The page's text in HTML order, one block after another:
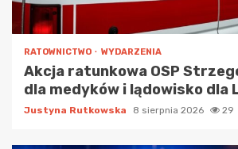
RATOWNICTWO WYDARZENIA
Akcja ratunkowa OSP
dla medyków i lądowisko dla
Justyna Rutkowska 8 sierpnia 2026 29